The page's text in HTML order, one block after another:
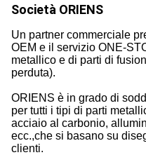
Società ORIENS
Un partner commerciale
OEM e il servizio ONE-
metallico e di parti di
perduta).
ORIENS è in grado di
per tutti i tipi di parti
acciaio al carbonio,
ecc.,che si basano su
clienti.